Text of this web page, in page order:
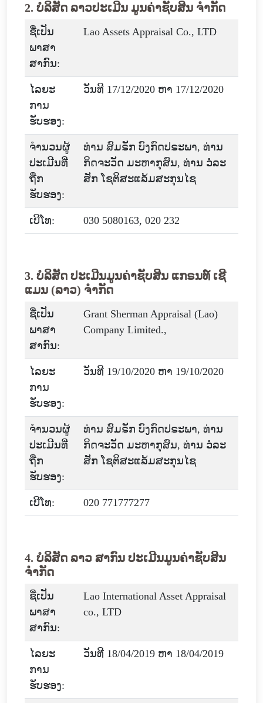
2. ບໍລິສັດ ລາວປະເມີນ ມູນຄ່າຊັບສິນ ຈໍາກັດ
ຊື່ເປັນ
ພາສາ
ສາກົນ:
Lao Assets Appraisal Co., LTD
ໄລຍະ
ການ
ຮັບຮອງ:
ວັນທີ 17/12/2020 ຫາ 17/12/2020
ຈໍານວນຜູ້
ປະເມີນທີ່
ຖືກ
ຮັບຮອງ:
ທ່ານ ສົມຣັກ ບົງກົດປຣະພາ, ທ່ານ
ກິດຈະວັດ ມະຫາກຸສົນ, ທ່ານ ວໍລະ
ສັກ ໂຊຕິສະແລ້ມສະກຸນໄຊ
ເບີໂທ: 030 5080163, 020 232
3. ບໍລິສັດ ປະເມີນມູນຄ່າຊັບສິນ ແກຣນທ໌ ເຊີ
ແມນ (ລາວ) ຈໍາກັດ
ຊື່ເປັນ
ພາສາ
ສາກົນ:
Grant Sherman Appraisal (Lao)
Company Limited.,
ໄລຍະ
ການ
ຮັບຮອງ:
ວັນທີ 19/10/2020 ຫາ 19/10/2020
ຈໍານວນຜູ້
ປະເມີນທີ່
ຖືກ
ຮັບຮອງ:
ທ່ານ ສົມຣັກ ບົງກົດປຣະພາ, ທ່ານ
ກິດຈະວັດ ມະຫາກຸສົນ, ທ່ານ ວໍລະ
ສັກ ໂຊຕິສະແລ້ມສະກຸນໄຊ
ເບີໂທ: 020 771777277
4. ບໍລິສັດ ລາວ ສາກົນ ປະເມີນມູນຄ່າຊັບສິນ
ຈຳກັດ
ຊື່ເປັນ
ພາສາ
ສາກົນ:
Lao International Asset Appraisal
co., LTD
ໄລຍະ
ການ
ຮັບຮອງ:
ວັນທີ 18/04/2019 ຫາ 18/04/2019